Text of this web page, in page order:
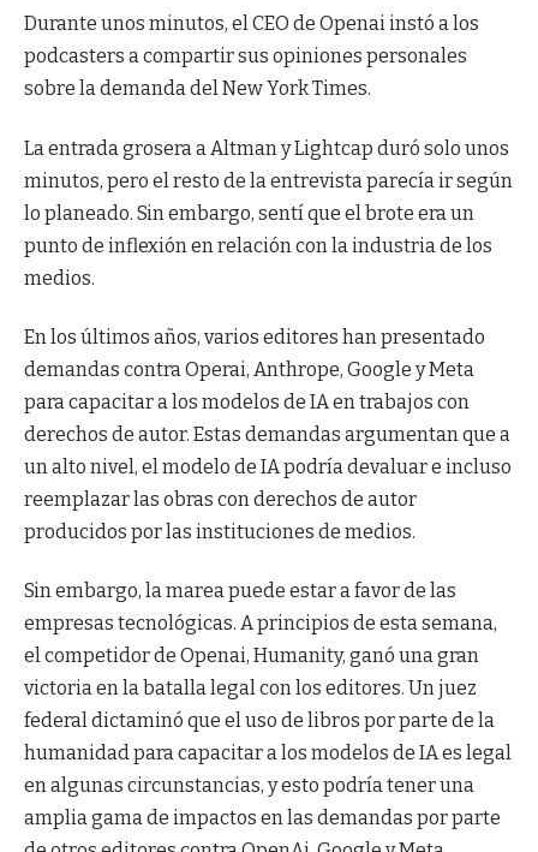
Durante unos minutos, el CEO de Openai instó a los
podcasters a compartir sus opiniones personales
sobre la demanda del New York Times.
La entrada grosera a Altman y Lightcap duró solo unos
minutos, pero el resto de la entrevista parecía ir según
lo planeado. Sin embargo, sentí que el brote era un
punto de inflexión en relación con la industria de los
medios.
En los últimos años, varios editores han presentado
demandas contra Operai, Anthrope, Google y Meta
para capacitar a los modelos de IA en trabajos con
derechos de autor. Estas demandas argumentan que a
un alto nivel, el modelo de IA podría devaluar e incluso
reemplazar las obras con derechos de autor
producidos por las instituciones de medios.
Sin embargo, la marea puede estar a favor de las
empresas tecnológicas. A principios de esta semana,
el competidor de Openai, Humanity, ganó una gran
victoria en la batalla legal con los editores. Un juez
federal dictaminó que el uso de libros por parte de la
humanidad para capacitar a los modelos de IA es legal
en algunas circunstancias, y esto podría tener una
amplia gama de impactos en las demandas por parte